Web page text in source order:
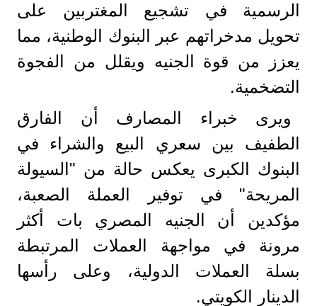
الرسمية في تشجيع المغتربين على
تحويل مدخراتهم عبر البنوك الوطنية، مما
يعزز من قوة الجنيه ويقلل من الفجوة
التضخمية.
​ويرى خبراء المصارف أن الفارق
الطفيف بين سعري البيع والشراء في
البنوك الكبرى يعكس حالة من "السيولة
المريحة" في توفير العملة الصعبة،
مؤكدين أن الجنيه المصري بات أكثر
مرونة في مواجهة العملات المرتبطة
بسلة العملات الدولية، وعلى رأسها
الدينار الكويتي.